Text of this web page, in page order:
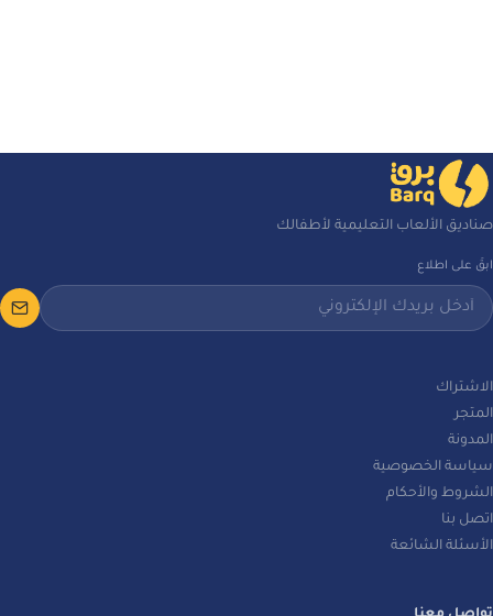
صناديق الألعاب التعليمية لأطفالك
ابقَ على اطلاع
الاشتراك
المتجر
المدونة
سياسة الخصوصية
الشروط والأحكام
اتصل بنا
الأسئلة الشائعة